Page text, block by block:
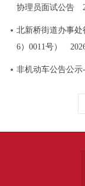
协理员面试公告
北新桥街道办事处
6）0011号）
非机动车公告公示